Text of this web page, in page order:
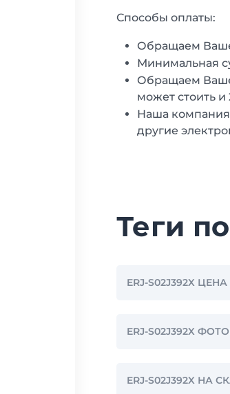
Способы оплаты:
Обращаем
Минимальная
Обращаем Ваше
может стоить и
Наша компания
другие
Теги
ERJ-S02J392X ЦЕНА
ERJ-S02J392X
ERJ-S02J392X НА